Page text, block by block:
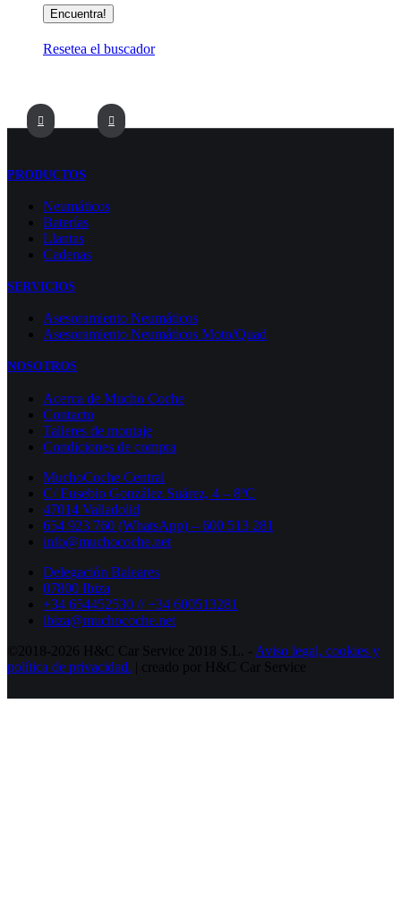
Resetea el buscador
PRODUCTOS
Neumáticos
Baterías
Llantas
Cadenas
SERVICIOS
Asesoramiento Neumáticos
Asesoramiento Neumáticos Moto/Quad
NOSOTROS
Acerca de Mucho Coche
Contacto
Talleres de montaje
Condiciones de compra
MuchoCoche Central
C/ Eusebio González Suárez, 4 – 8ºC
47014 Valladolid
654 923 760 (WhatsApp) – 600 513 281
info@muchocoche.net
Delegación Baleares
07800 Ibiza
+34 654452530 // +34 600513281
ibiza@muchocoche.net
©2018-2026 H&C Car Service 2018 S.L. - Aviso legal, cookies y
política de privacidad. | creado por H&C Car Service